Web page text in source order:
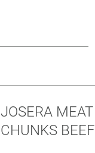
JOSERA MEAT
CHUNKS BEEF